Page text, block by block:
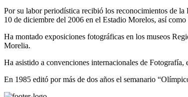
Por su labor periodística recibió los reconocimientos de
10 de diciembre del 2006 en el Estadio Morelos, así
Ha montado exposiciones fotográficas en los museos
Morelia.
Ha asistido a convenciones internacionales de
En 1985 editó por más de dos años el semanario